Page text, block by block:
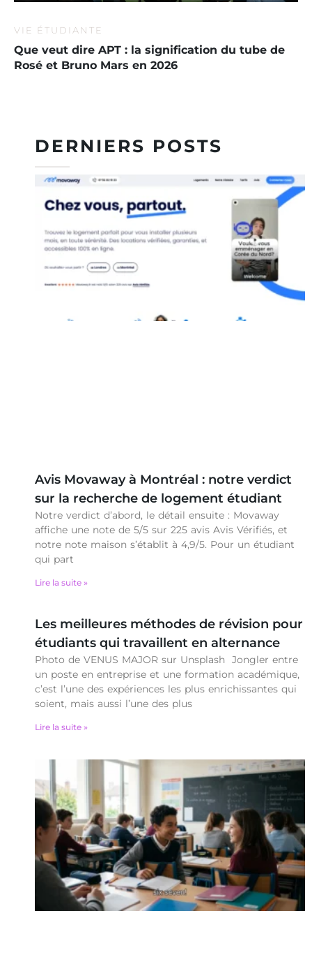
DERNIERS POSTS
Avis Movaway à Montréal : notre verdict
sur la recherche de logement étudiant
Notre verdict d’abord, le détail ensuite : Movaway
affiche une note de 5/5 sur 225 avis Avis Vérifiés, et
notre note maison s’établit à 4,9/5. Pour un étudiant
qui part
Lire la suite »
Les meilleures méthodes de révision pour
étudiants qui travaillent en alternance
Photo de VENUS MAJOR sur Unsplash Jongler entre
un poste en entreprise et une formation académique,
c’est l’une des expériences les plus enrichissantes qui
soient, mais aussi l’une des plus
Lire la suite »
VIE ÉTUDIANTE
Que veut dire APT : la signification du tube de
Rosé et Bruno Mars en 2026